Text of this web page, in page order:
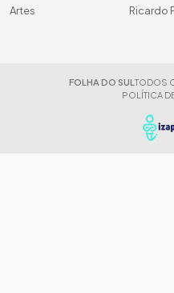
Artes
Ricardo
FOLHA DO SUL TODOS
POLÍTICA